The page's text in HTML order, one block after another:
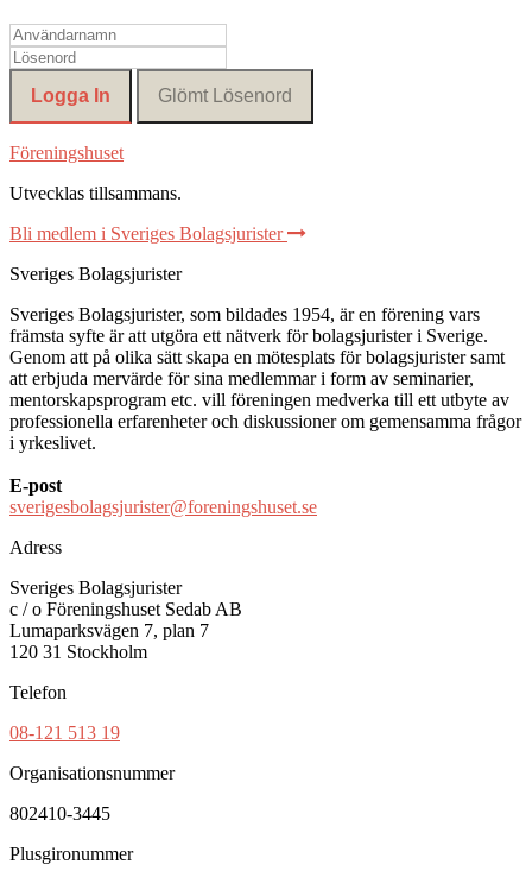
Föreningshuset
Utvecklas tillsammans.
Bli medlem i Sveriges Bolagsjurister
Sveriges Bolagsjurister
Sveriges Bolagsjurister, som bildades 1954, är en förening vars
främsta syfte är att utgöra ett nätverk för bolagsjurister i Sverige.
Genom att på olika sätt skapa en mötesplats för bolagsjurister samt
att erbjuda mervärde för sina medlemmar i form av seminarier,
mentorskapsprogram etc. vill föreningen medverka till ett utbyte av
professionella erfarenheter och diskussioner om gemensamma frågor
i yrkeslivet.
E-post
sverigesbolagsjurister@foreningshuset.se
Adress
Sveriges Bolagsjurister
c / o Föreningshuset Sedab AB
Lumaparksvägen 7, plan 7
120 31 Stockholm
Telefon
08-121 513 19
Organisationsnummer
802410-3445
Plusgironummer